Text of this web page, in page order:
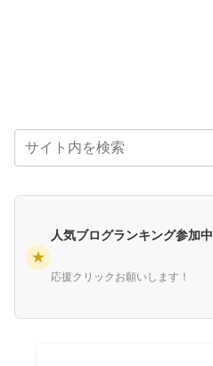
★
人気ブログランキング参加中
応援クリックお願いします！